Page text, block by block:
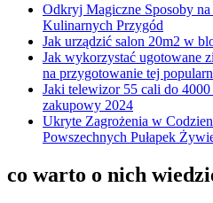
Odkryj Magiczne Sposoby
Kulinarnych Przygód
Jak urządzić salon 20m2 w
Jak wykorzystać ugotowane
na przygotowanie tej
Jaki telewizor 55 cali do
zakupowy 2024
Ukryte Zagrożenia w
Powszechnych Pułapek
co warto o nich